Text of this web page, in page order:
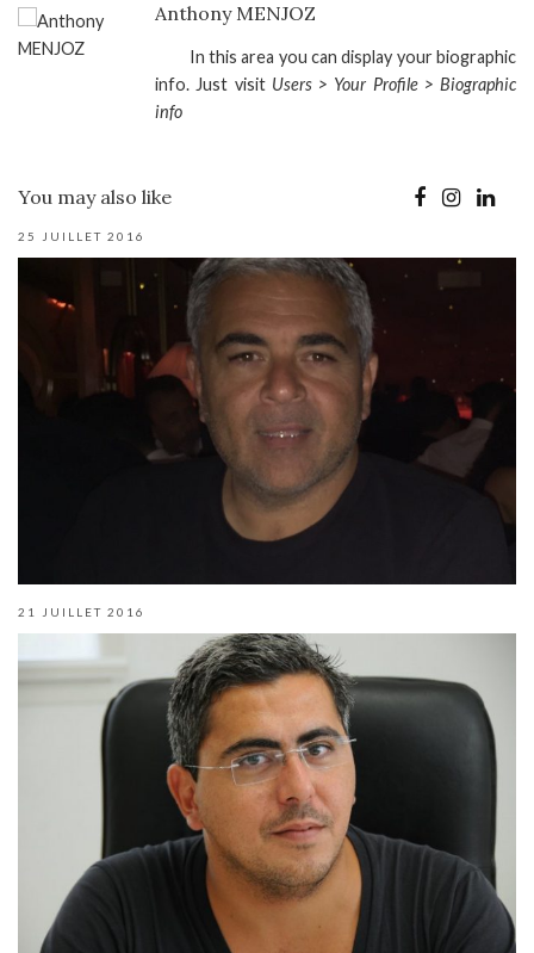
Anthony MENJOZ
In this area you can display your biographic
info. Just visit Users > Your Profile > Biographic
info
You may also like
25 JUILLET 2016
21 JUILLET 2016